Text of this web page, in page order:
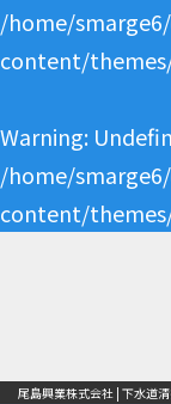
/home/
content/
Warning:
/home/
content/
尾島興業株式会社 | 下水道